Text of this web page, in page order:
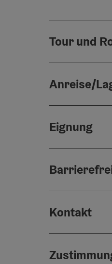
Tour und
Anreise/
Eignung
Kontakt